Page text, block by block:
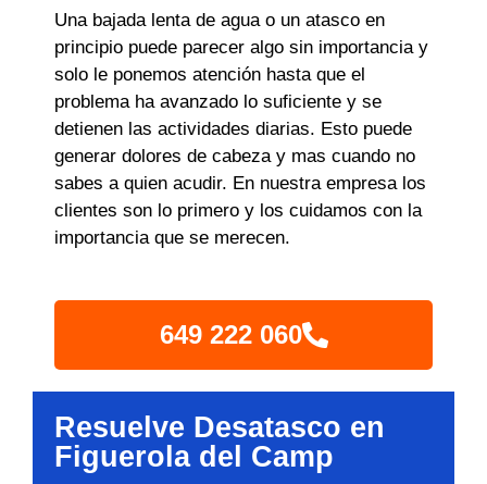
Una bajada lenta de agua o un atasco en
principio puede parecer algo sin importancia y
solo le ponemos atención hasta que el
problema ha avanzado lo suficiente y se
detienen las actividades diarias. Esto puede
generar dolores de cabeza y mas cuando no
sabes a quien acudir. En nuestra empresa los
clientes son lo primero y los cuidamos con la
importancia que se merecen.
649 222 060
Resuelve Desatasco en
Figuerola del Camp